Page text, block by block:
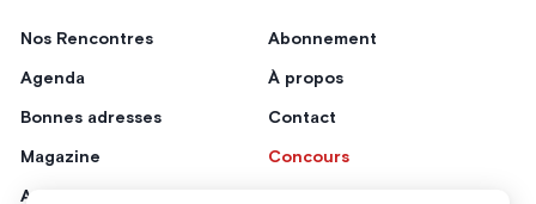
Nos Rencontres
Agenda
Bonnes adresses
Magazine
Annonceurs
Abonnement
À propos
Contact
Concours